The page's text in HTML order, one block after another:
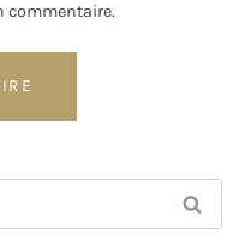
commentaire.